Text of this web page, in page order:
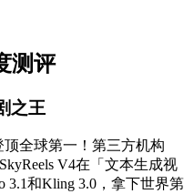
测评
之王
顶全球第一！第三方机构
V4在「文本生成视
3.1和Kling 3.0，拿下世界第